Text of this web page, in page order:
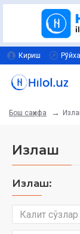
Кириш
Бош саҳифа
Излаш
Излаш: